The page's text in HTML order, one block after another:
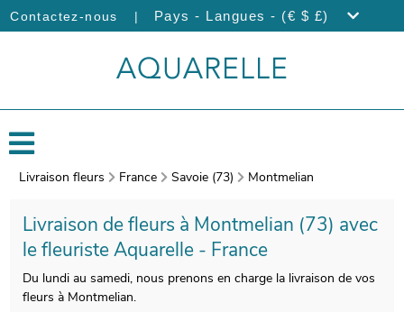
Contactez-nous | Pays - Langues - (€ $ £)
Livraison fleurs France Savoie (73) Montmelian
Livraison de fleurs à Montmelian (73) avec
le fleuriste Aquarelle - France
Du lundi au samedi, nous prenons en charge la livraison de vos
fleurs à Montmelian.